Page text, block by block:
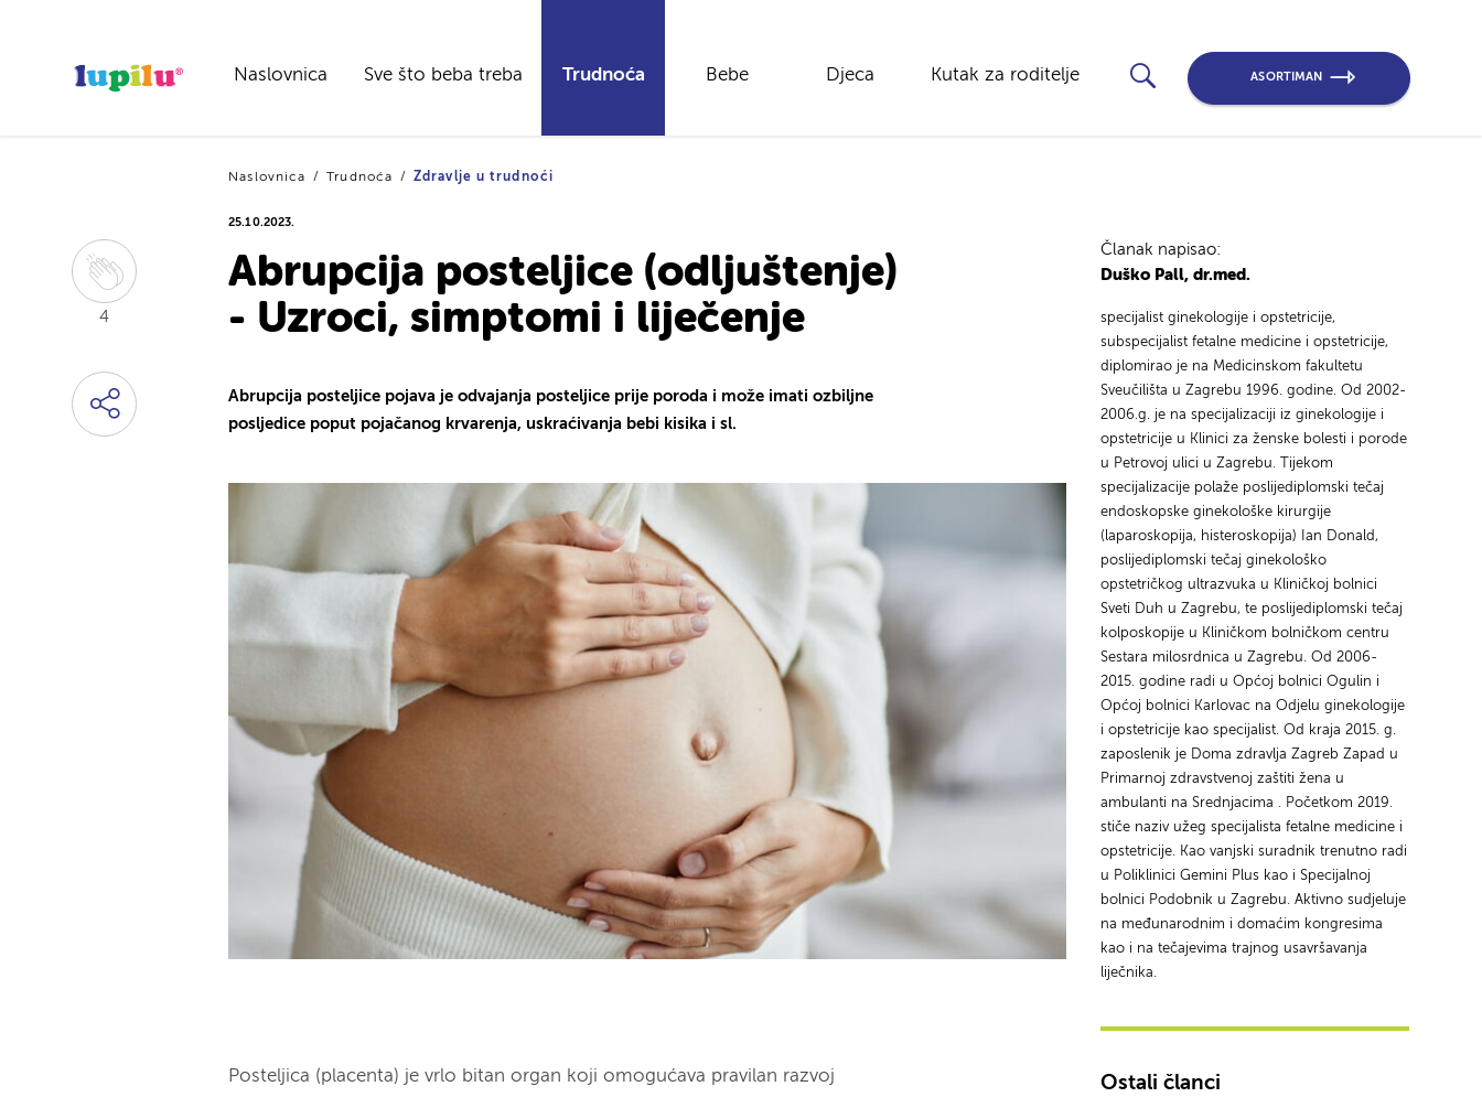
Naslovnica Sve što beba treba Trudnoća Bebe Djeca Kutak za roditelje ASORTIMAN
4
Naslovnica Trudnoća Zdravlje u trudnoći
25.10.2023.
Abrupcija posteljice (odljuštenje)
- Uzroci, simptomi i liječenje
Abrupcija posteljice pojava je odvajanja posteljice prije poroda i može imati ozbiljne
posljedice poput pojačanog krvarenja, uskraćivanja bebi kisika i sl.
Posteljica (placenta) je vrlo bitan organ koji omogućava pravilan razvoj
Članak napisao:
Duško Pall, dr.med.
specijalist ginekologije i opstetricije,
subspecijalist fetalne medicine i opstetricije,
diplomirao je na Medicinskom fakultetu
Sveučilišta u Zagrebu 1996. godine. Od 2002-
2006.g. je na specijalizaciji iz ginekologije i
opstetricije u Klinici za ženske bolesti i porode
u Petrovoj ulici u Zagrebu. Tijekom
specijalizacije polaže poslijediplomski tečaj
endoskopske ginekološke kirurgije
(laparoskopija, histeroskopija) Ian Donald,
poslijediplomski tečaj ginekološko
opstetričkog ultrazvuka u Kliničkoj bolnici
Sveti Duh u Zagrebu, te poslijediplomski tečaj
kolposkopije u Kliničkom bolničkom centru
Sestara milosrdnica u Zagrebu. Od 2006-
2015. godine radi u Općoj bolnici Ogulin i
Općoj bolnici Karlovac na Odjelu ginekologije
i opstetricije kao specijalist. Od kraja 2015. g.
zaposlenik je Doma zdravlja Zagreb Zapad u
Primarnoj zdravstvenoj zaštiti žena u
ambulanti na Srednjacima . Početkom 2019.
stiče naziv užeg specijalista fetalne medicine i
opstetricije. Kao vanjski suradnik trenutno radi
u Poliklinici Gemini Plus kao i Specijalnoj
bolnici Podobnik u Zagrebu. Aktivno sudjeluje
na međunarodnim i domaćim kongresima
kao i na tečajevima trajnog usavršavanja
liječnika.
Ostali članci